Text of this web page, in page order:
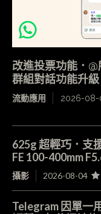
改進投票功能．
群組對話功能升級
流動應用 2026-08-
625g 超輕巧．支
FE 100-400mm
攝影 2026-08-04
Telegram 因單一